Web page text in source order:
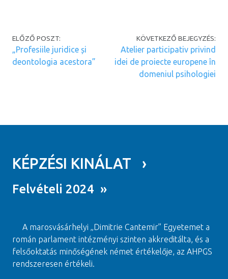
Post navigation
ELŐZŐ POSZT:
„Profesiile juridice și
deontologia acestora”
KÖVETKEZŐ BEJEGYZÉS:
Atelier participativ privind
idei de proiecte europene în
domeniul psihologiei
KÉPZÉSI KINÁLAT ›
Felvételi 2024 »
A marosvásárhelyi „Dimitrie Cantemir” Egyetemet a
román parlament intézményi szinten akkreditálta, és a
felsőoktatás minőségének német értékelője, az AHPGS
rendszeresen értékeli.